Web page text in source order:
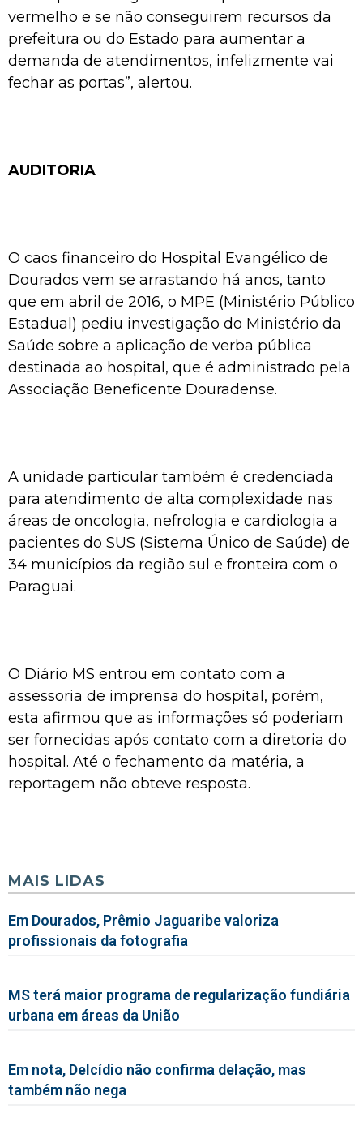
vermelho e se não conseguirem recursos da
prefeitura ou do Estado para aumentar a
demanda de atendimentos, infelizmente vai
fechar as portas”, alertou.
AUDITORIA
O caos financeiro do Hospital Evangélico de
Dourados vem se arrastando há anos, tanto
que em abril de 2016, o MPE (Ministério Público
Estadual) pediu investigação do Ministério da
Saúde sobre a aplicação de verba pública
destinada ao hospital, que é administrado pela
Associação Beneficente Douradense.
A unidade particular também é credenciada
para atendimento de alta complexidade nas
áreas de oncologia, nefrologia e cardiologia a
pacientes do SUS (Sistema Único de Saúde) de
34 municípios da região sul e fronteira com o
Paraguai.
O Diário MS entrou em contato com a
assessoria de imprensa do hospital, porém,
esta afirmou que as informações só poderiam
ser fornecidas após contato com a diretoria do
hospital. Até o fechamento da matéria, a
reportagem não obteve resposta.
MAIS LIDAS
Em Dourados, Prêmio Jaguaribe valoriza
profissionais da fotografia
MS terá maior programa de regularização fundiária
urbana em áreas da União
Em nota, Delcídio não confirma delação, mas
também não nega